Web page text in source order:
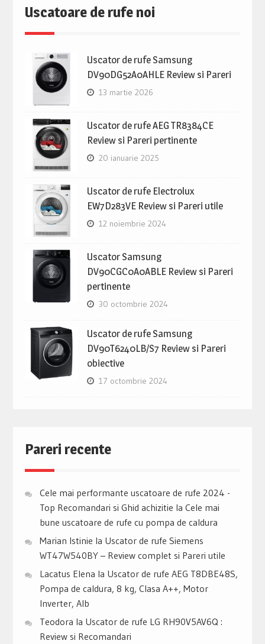
Uscatoare de rufe noi
Uscator de rufe Samsung
DV90DG52A0AHLE Review si Pareri
13 martie 2026
Uscator de rufe AEG TR8384CE
Review si Pareri pertinente
20 ianuarie 2025
Uscator de rufe Electrolux
EW7D283VE Review si Pareri utile
12 noiembrie 2024
Uscator Samsung
DV90CGC0A0ABLE Review si Pareri
pertinente
30 octombrie 2024
Uscator de rufe Samsung
DV90T6240LB/S7 Review si Pareri
obiective
17 octombrie 2024
Pareri recente
Cele mai performante uscatoare de rufe 2024 -
Top Recomandari si Ghid achizitie la Cele mai
bune uscatoare de rufe cu pompa de caldura
Marian Istinie la Uscator de rufe Siemens
WT47W540BY – Review complet si Pareri utile
Lacatus Elena la Uscator de rufe AEG T8DBE48S,
Pompa de caldura, 8 kg, Clasa A++, Motor
Inverter, Alb
Teodora la Uscator de rufe LG RH90V5AV6Q :
Review si Recomandari